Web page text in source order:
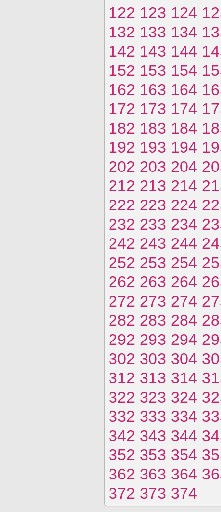
122 123 124
132 133 134
142 143 144
152 153 154
162 163 164
172 173 174
182 183 184
192 193 194
202 203 204
212 213 214
222 223 224
232 233 234
242 243 244
252 253 254
262 263 264
272 273 274
282 283 284
292 293 294
302 303 304
312 313 314
322 323 324
332 333 334
342 343 344
352 353 354
362 363 364
372 373 374